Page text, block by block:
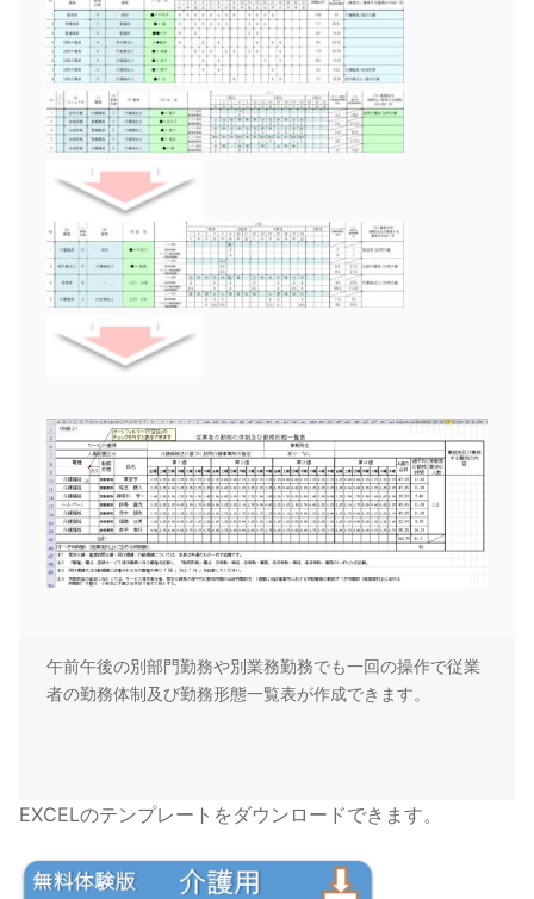
午前午後の別部門勤務や別業務勤務でも一回の操作で従業
者の勤務体制及び勤務形態一覧表が作成できます。
EXCELのテンプレートをダウンロードできます。